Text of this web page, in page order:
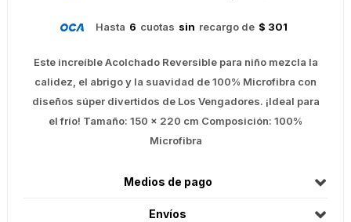
Hasta 6 cuotas sin recargo de $ 301
Este increíble Acolchado Reversible para niño mezcla la
calidez, el abrigo y la suavidad de 100% Microfibra con
diseños súper divertidos de Los Vengadores. ¡Ideal para
el frío! Tamaño: 150 x 220 cm Composición: 100%
Microfibra
Medios de pago
Envíos